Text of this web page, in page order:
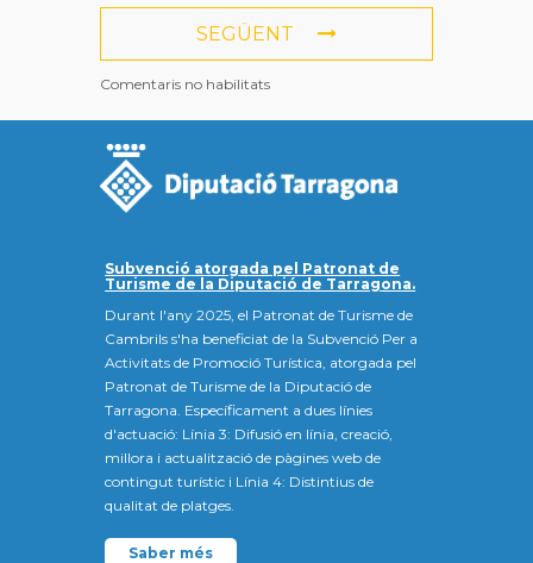
SEGÜENT
Comentaris no habilitats
Subvenció atorgada pel Patronat de
Turisme de la Diputació de Tarragona.
Durant l'any 2025, el Patronat de Turisme de
Cambrils s'ha beneficiat de la Subvenció Per a
Activitats de Promoció Turística, atorgada pel
Patronat de Turisme de la Diputació de
Tarragona. Específicament a dues línies
d'actuació: Línia 3: Difusió en línia, creació,
millora i actualització de pàgines web de
contingut turístic i Línia 4: Distintius de
qualitat de platges.
Saber més